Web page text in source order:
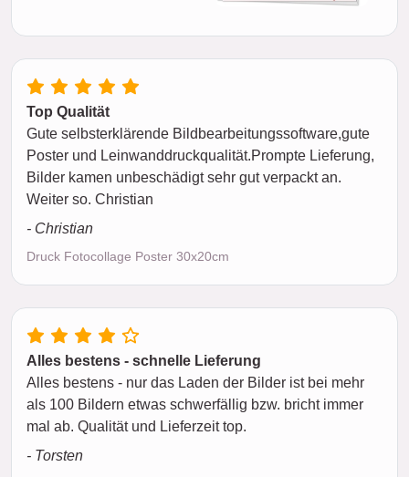
Top Qualität
Gute selbsterklärende Bildbearbeitungssoftware,gute
Poster und Leinwanddruckqualität.Prompte Lieferung,
Bilder kamen unbeschädigt sehr gut verpackt an.
Weiter so. Christian
- Christian
Druck Fotocollage Poster 30x20cm
Alles bestens - schnelle Lieferung
Alles bestens - nur das Laden der Bilder ist bei mehr
als 100 Bildern etwas schwerfällig bzw. bricht immer
mal ab. Qualität und Lieferzeit top.
- Torsten